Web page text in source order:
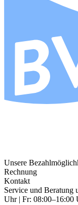
Unsere
Rechnung
Kontakt
Service und Beratung
Uhr | Fr: 08:00–16:00